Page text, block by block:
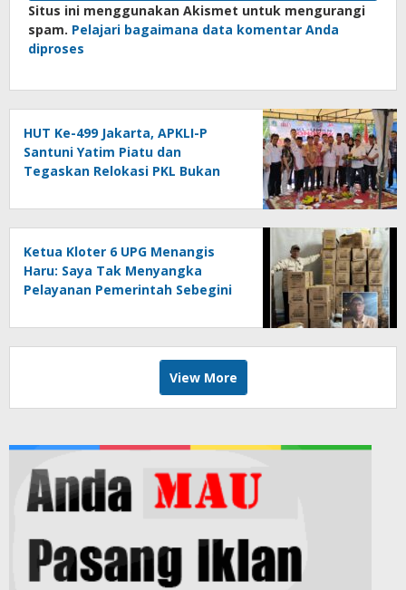
Situs ini menggunakan Akismet untuk mengurangi
spam. Pelajari bagaimana data komentar Anda
diproses
HUT Ke-499 Jakarta, APKLI-P
Santuni Yatim Piatu dan
Tegaskan Relokasi PKL Bukan
Ketua Kloter 6 UPG Menangis
Haru: Saya Tak Menyangka
Pelayanan Pemerintah Sebegini
View More